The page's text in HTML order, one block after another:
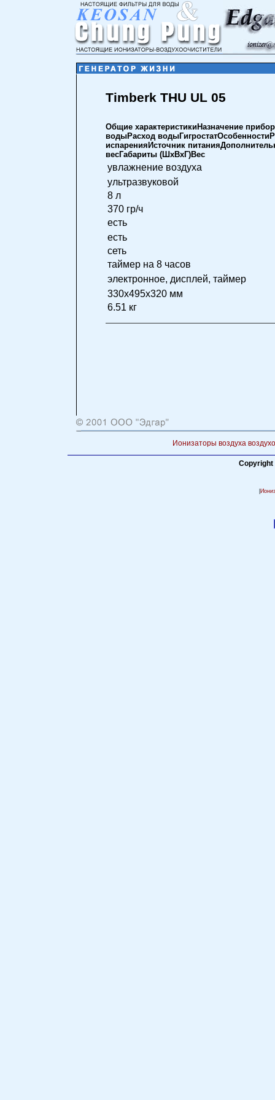
Timberk THU UL 05
Общие характеристикиНазначение
водыРасход
испаренияИсточник
весГабариты (ШхВхГ)Вес
увлажнение воздуха
ультразвуковой
8 л
370 гр/ч
есть
есть
сеть
таймер на 8 часов
электронное, дисплей, таймер
330x495x320 мм
6.51 кг
Ионизаторы воздуха
Copyright